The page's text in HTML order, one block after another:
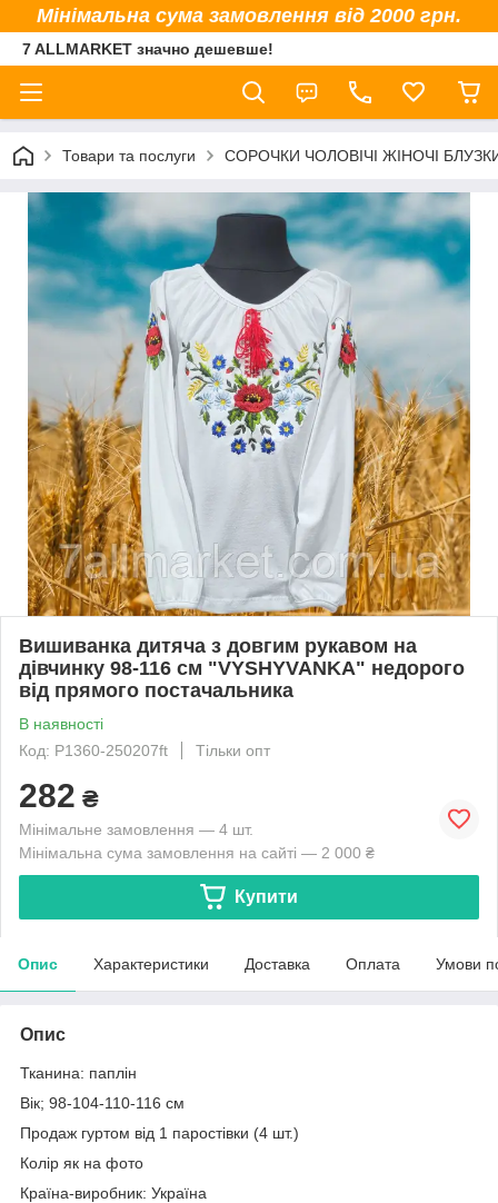
Мінімальна сума замовлення від 2000 грн.
7 ALLMARKET значно дешевше!
Товари та послуги СОРОЧКИ ЧОЛОВІЧІ ЖІНОЧІ
Вишиванка дитяча з довгим рукавом на
дівчинку 98-116 см "VYSHYVANKA" недорого
від прямого постачальника
В наявності
Код: P1360-250207ft
Тільки опт
282 ₴
Мінімальне замовлення — 4 шт.
Мінімальна сума замовлення на сайті — 2 000 ₴
Купити
Опис Характеристики Доставка Оплата Умови
Опис
Тканина: паплін
Вік; 98-104-110-116 см
Продаж гуртом від 1 паростівки (4 шт.)
Колір як на фото
Країна-виробник: Україна